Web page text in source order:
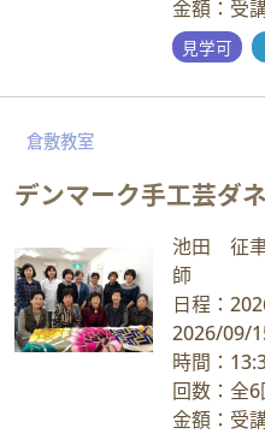
金額：受
見学可
倉敷教室
デンマーク手工芸ダ
池田 征
師
日程：
2026/09/
時間：
回数：全6
金額：受